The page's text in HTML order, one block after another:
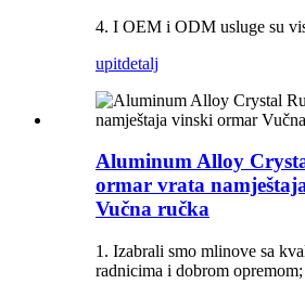
4. I OEM i ODM usluge su
upitdetalj
Aluminum Alloy
ormar vrata
Vučna ručka
1. Izabrali smo mlinove sa
radnicima i dobrom opremom;